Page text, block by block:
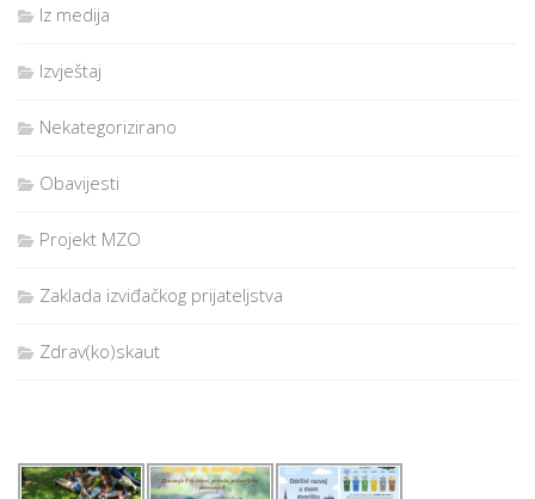
Iz medija
Izvještaj
Nekategorizirano
Obavijesti
Projekt MZO
Zaklada izviđačkog prijateljstva
Zdrav(ko)skaut